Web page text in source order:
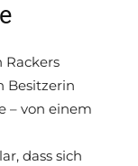
Rackers
Besitzerin
– von einem
dass sich